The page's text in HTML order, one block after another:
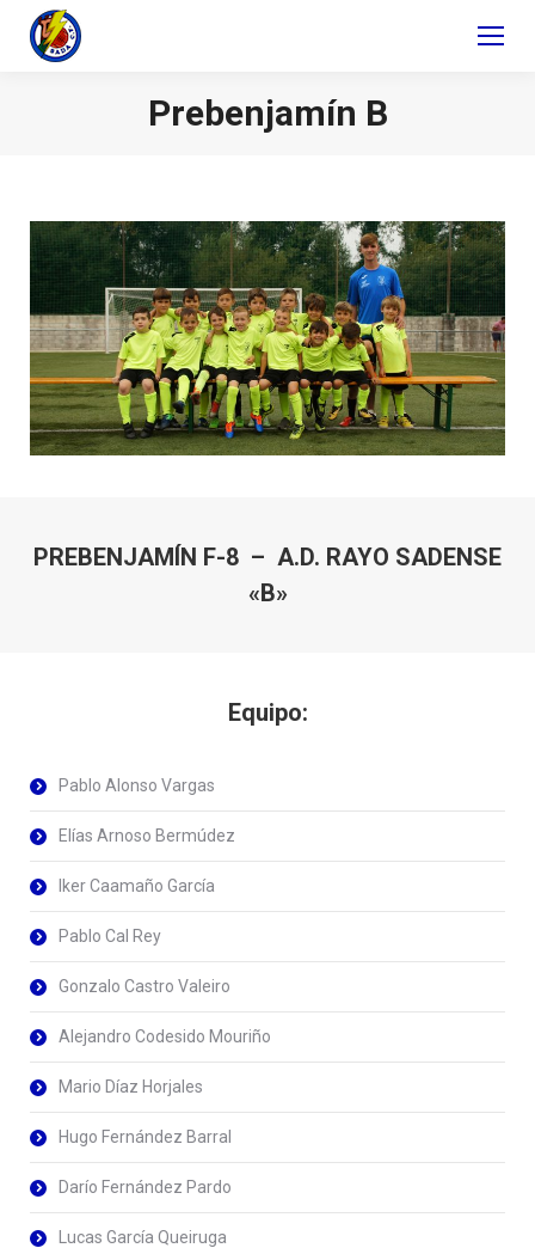
Prebenjamín B
PREBENJAMÍN F-8 – A.D. RAYO SADENSE
«B»
Equipo:
Pablo Alonso Vargas
Elías Arnoso Bermúdez
Iker Caamaño García
Pablo Cal Rey
Gonzalo Castro Valeiro
Alejandro Codesido Mouriño
Mario Díaz Horjales
Hugo Fernández Barral
Darío Fernández Pardo
Lucas García Queiruga